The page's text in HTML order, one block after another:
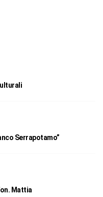
Serrapotamo”
Mattia